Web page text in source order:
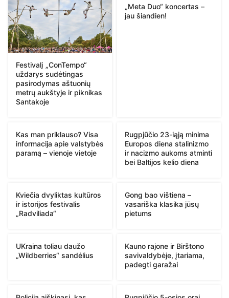
Festivalį „ConTempo“
uždarys sudėtingas
pasirodymas aštuonių
metrų aukštyje ir piknikas
Santakoje
„Meta Duo“ koncertas –
jau šiandien!
Kas man priklauso? Visa
informacija apie valstybės
paramą – vienoje vietoje
Rugpjūčio 23-iąją minima
Europos diena stalinizmo
ir nacizmo aukoms atminti
bei Baltijos kelio diena
Kviečia dvyliktas kultūros
ir istorijos festivalis
„Radviliada“
Gong bao vištiena –
vasariška klasika jūsų
pietums
UKraina toliau daužo
„Wildberries“ sandėlius
Kauno rajone ir Birštono
savivaldybėje, įtariama,
padegti garažai